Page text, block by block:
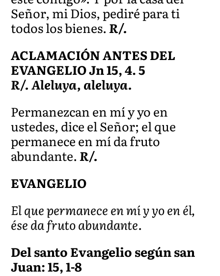
Señor, mi Dios, pediré para ti
todos los bienes.R/.
ACLAMACIÓN ANTES DEL
EVANGELIO Jn 15, 4. 5
R/. Aleluya, aleluya.
Permanezcan en mí y yo en
ustedes, dice el Señor; el que
permanece en mí da fruto
abundante.R/.
EVANGELIO
El que permanece en mí y yo en él,
ése da fruto abundante.
Del santo Evangelio según san
Juan: 15, 1-8